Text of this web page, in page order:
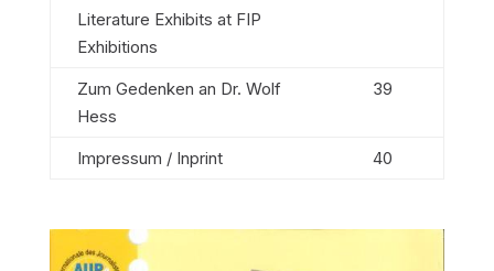
Literature Exhibits at FIP
Exhibitions
Zum Gedenken an Dr. Wolf
Hess
39
Impressum / Inprint 40